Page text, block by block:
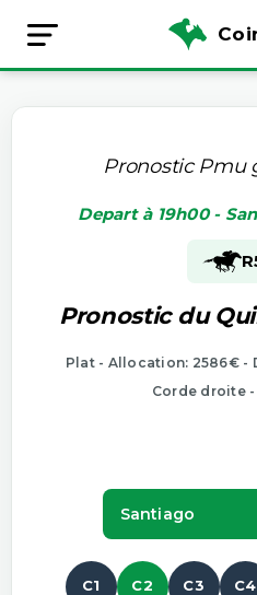
Pronostic Pmu
Depart à 19h00 -
Pronostic du
Plat - Allocation: 2586€ -
Corde droite -
Santiago
C1 C2 C3 C4